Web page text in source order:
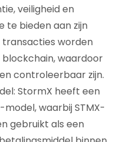
veiligheid en
te bieden aan zijn
transacties worden
waardoor
controleerbaar zijn.
StormX heeft een
waarbij STMX-
gebruikt als een